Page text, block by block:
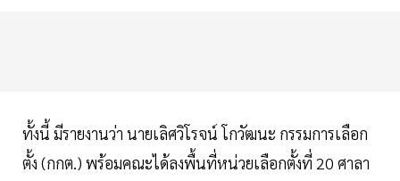
ทั้งนี้ มีรายงานว่า นายเลิศวิโรจน์ โกวัฒนะ กรรมการเลือก
ตั้ง (กกต.) พร้อมคณะได้ลงพื้นที่หน่วยเลือกตั้งที่ 20 ศาลา